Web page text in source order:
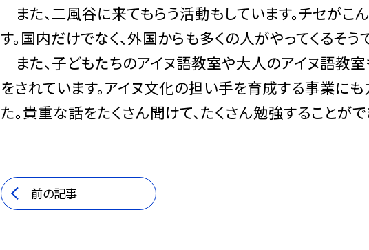
また、二風谷に来てもらう活動もしています。チセがこ
す。国内だけでなく、外国からも多くの人がやってくるそう
また、子どもたちのアイヌ語教室や大人のアイヌ語教
をされています。アイヌ文化の担い手を育成する事業に
た。貴重な話をたくさん聞けて、たくさん勉強することがで
前の記事